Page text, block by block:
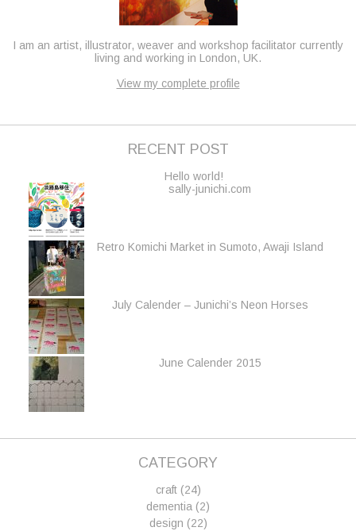
I am an artist, illustrator, weaver and workshop facilitator currently
living and working in London, UK.
View my complete profile
RECENT POST
Hello world!
sally-junichi.com
Retro Komichi Market in Sumoto, Awaji Island
July Calender – Junichi’s Neon Horses
June Calender 2015
CATEGORY
craft(24)
dementia (2)
design (22)